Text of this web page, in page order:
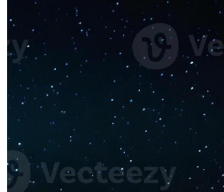
Vecteurs
Vidéos
Motion graphics
Images Éditoriales
Événements Éditoriaux